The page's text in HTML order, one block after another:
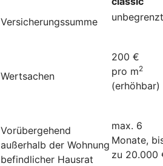
Versicherungssumme
unbegrenzt
Wertsachen
200 €
pro m2
(erhöhbar)
Vorübergehend
außerhalb der Wohnung
befindlicher Hausrat
max. 6
Monate,
zu 20.000